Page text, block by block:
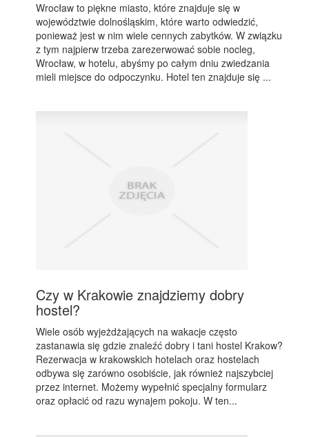
Wrocław to piękne miasto, które znajduje się w
województwie dolnośląskim, które warto odwiedzić,
ponieważ jest w nim wiele cennych zabytków. W związku
z tym najpierw trzeba zarezerwować sobie nocleg,
Wrocław, w hotelu, abyśmy po całym dniu zwiedzania
mieli miejsce do odpoczynku. Hotel ten znajduje się ...
Czy w Krakowie znajdziemy dobry
hostel?
Wiele osób wyjeżdżających na wakacje często
zastanawia się gdzie znaleźć dobry i tani hostel Krakow?
Rezerwacja w krakowskich hotelach oraz hostelach
odbywa się zarówno osobiście, jak również najszybciej
przez internet. Możemy wypełnić specjalny formularz
oraz opłacić od razu wynajem pokoju. W ten...